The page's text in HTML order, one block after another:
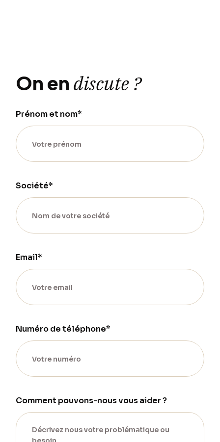
On en discute ?
Prénom et nom*
Société*
Email*
Numéro de téléphone*
Comment pouvons-nous vous aider ?